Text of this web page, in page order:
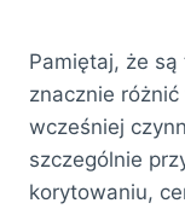
Pamiętaj, że
znacznie
wcześniej
szczególnie
korytowaniu,